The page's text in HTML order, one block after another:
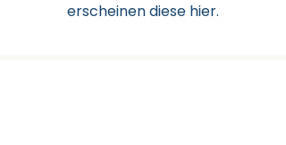
erscheinen diese hier.